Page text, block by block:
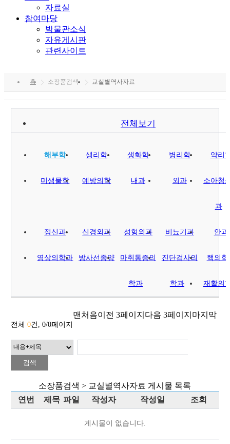
자료실
참여마당
박물관소식
자유게시판
관련사이트
홈 소장품검색 교실별역사자료
전체보기
해부학 생리학 생화학 병리학 약리
미생물학 예방의학 내과 외과 소아청
과
정신과 신경외과 성형외과 비뇨기과 안과
영상의학과 방사선종양 마취통증의
학과
진단검사의
학과
핵의학
재활의
전체 0건, 0/0페이지
소장품검색 > 교실별역사자료 게시물 목록
연번
제목 파일 작성자 작성일 조회
게시물이 없습니다.
맨처음이전 3페이지 다음 3페이지 마지막